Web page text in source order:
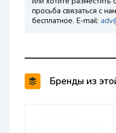
просьба связаться с
бесплатное. E-mail:
Бренды из